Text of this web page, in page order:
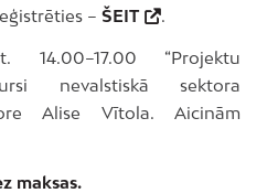
– ŠEIT .
14.00–17.00 “Projektu
nevalstiskā sektora
Alise Vītola. Aicinām
maksas.